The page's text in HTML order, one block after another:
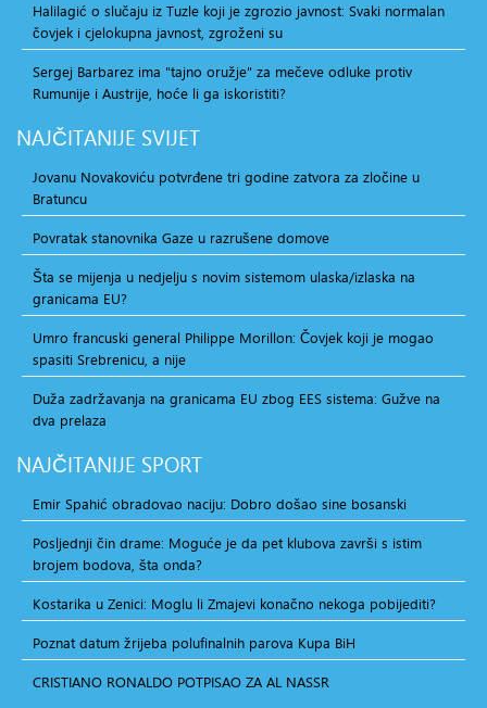
Halilagić o slučaju iz Tuzle koji je zgrozio javnost: Svaki normalan
čovjek i cjelokupna javnost, zgroženi su
Sergej Barbarez ima "tajno oružje" za mečeve odluke protiv
Rumunije i Austrije, hoće li ga iskoristiti?
NAJČITANIJE SVIJET
Jovanu Novakoviću potvrđene tri godine zatvora za zločine u
Bratuncu
Povratak stanovnika Gaze u razrušene domove
Šta se mijenja u nedjelju s novim sistemom ulaska/izlaska na
granicama EU?
Umro francuski general Philippe Morillon: Čovjek koji je mogao
spasiti Srebrenicu, a nije
Duža zadržavanja na granicama EU zbog EES sistema: Gužve na
dva prelaza
NAJČITANIJE SPORT
Emir Spahić obradovao naciju: Dobro došao sine bosanski
Posljednji čin drame: Moguće je da pet klubova završi s istim
brojem bodova, šta onda?
Kostarika u Zenici: Moglu li Zmajevi konačno nekoga pobijediti?
Poznat datum žrijeba polufinalnih parova Kupa BiH
CRISTIANO RONALDO POTPISAO ZA AL NASSR